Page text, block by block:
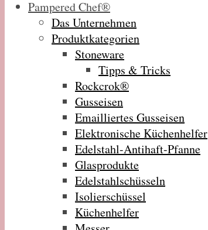
Pampered Chef®
Das Unternehmen
Produktkategorien
Stoneware
Tipps & Tricks
Rockcrok®
Gusseisen
Emailliertes Gusseisen
Elektronische Küchenhelfer
Edelstahl-Antihaft-Pfanne
Glasprodukte
Edelstahlschüsseln
Isolierschüssel
Küchenhelfer